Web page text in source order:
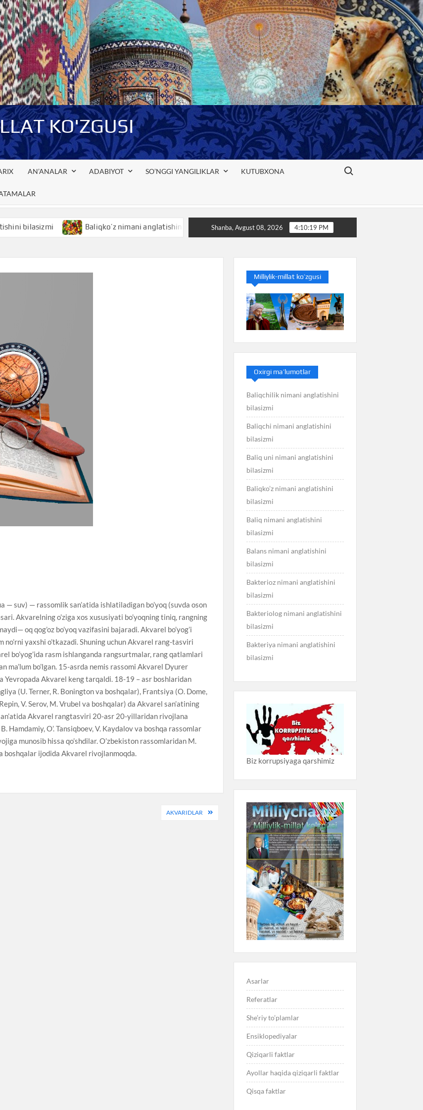
KO'ZGUSI
AN’ANALAR ADABIYOT SO’NGGI YANGILIKLAR KUTUBXONA
Search for:
Baliqko’z nimani anglatishini bilasizmi Baliq nimani anglatishini bilasizmi
Shanba, Avgust 08, 2026 4:10:19 PM
— suv) — rassomlik san’atida ishlatiladigan bo’yoq (suvda oson
Akvarelning o’ziga xos xususiyati bo’yoqning tiniq, rangning
oq qog’oz bo’yoq vazifasini bajaradi. Akvarel bo’yog’i
no’rni yaxshi o’tkazadi. Shuning uchun Akvarel rang-tasviri
bo’yog’ida rasm ishlanganda rangsurtmalar, rang qatlamlari
bo’lgan. 15-asrda nemis rassomi Akvarel Dyurer
Akvarel keng tarqaldi. 18-19 – asr boshlaridan
(U. Terner, R. Bonington va boshqalar), Frantsiya (O. Dome,
V. Serov, M. Vrubel va boshqalar) da Akvarel san’atining
Akvarel rangtasviri 20-asr 20-yillaridan rivojlana
Hamdamiy, O’. Tansiqboev, V. Kaydalov va boshqa rassomlar
munosib hissa qo’shdilar. O’zbekiston rassomlaridan M.
boshqalar ijodida Akvarel rivojlanmoqda.
AKVARIDLAR
Milliylik-millat ko’zgusi
Oxirgi ma’lumotlar
Baliqchilik nimani anglatishini
bilasizmi
Baliqchi nimani anglatishini
bilasizmi
Baliq uni nimani anglatishini
bilasizmi
Baliqko’z nimani anglatishini
bilasizmi
Baliq nimani anglatishini
bilasizmi
Balans nimani anglatishini
bilasizmi
Bakterioz nimani anglatishini
bilasizmi
Bakteriolog nimani anglatishini
bilasizmi
Bakteriya nimani anglatishini
bilasizmi
Biz korrupsiyaga qarshimiz
Asarlar
Referatlar
She’riy to’plamlar
Ensiklopediyalar
Qiziqarli faktlar
Ayollar haqida qiziqarli faktlar
Qisqa faktlar